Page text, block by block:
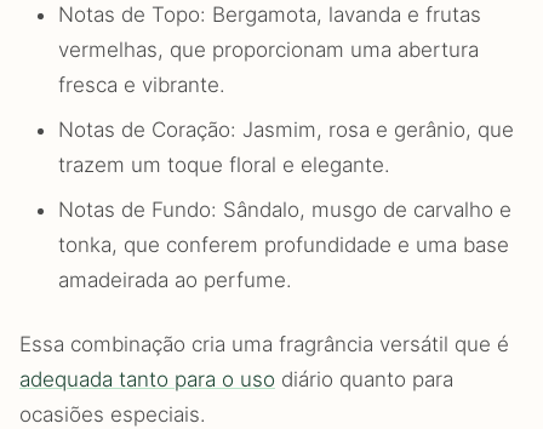
Notas de Topo: Bergamota, lavanda e frutas
vermelhas, que proporcionam uma abertura
fresca e vibrante.
Notas de Coração: Jasmim, rosa e gerânio, que
trazem um toque floral e elegante.
Notas de Fundo: Sândalo, musgo de carvalho e
tonka, que conferem profundidade e uma base
amadeirada ao perfume.
Essa combinação cria uma fragrância versátil que é
adequada tanto para o uso diário quanto para
ocasiões especiais.